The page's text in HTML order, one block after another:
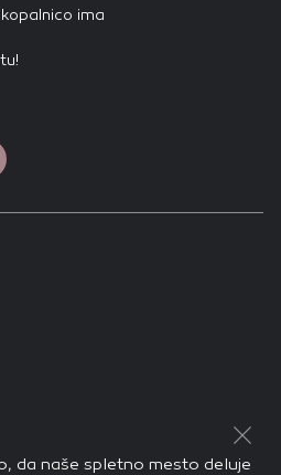
ima
da naše spletno mesto deluje